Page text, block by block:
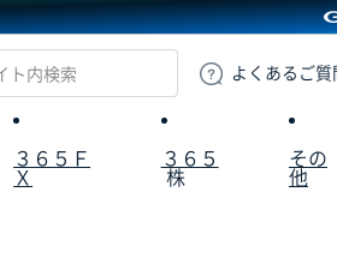
GMOクリック証券
よくある ご質
３６５Ｆ
Ｘ
３６５
株
その
他